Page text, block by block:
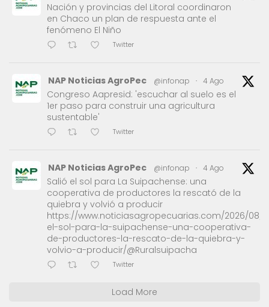
Nación y provincias del Litoral coordinaron
en Chaco un plan de respuesta ante el
fenómeno El Niño
Twitter
NAP Noticias AgroPec @infonap · 4 Ago
Congreso Aapresid: 'escuchar al suelo es el
1er paso para construir una agricultura
sustentable'
Twitter
NAP Noticias AgroPec @infonap · 4 Ago
Salió el sol para La Suipachense: una
cooperativa de productores la rescató de la
quiebra y volvió a producir
https://www.noticiasagropecuarias.com/2026/08/
el-sol-para-la-suipachense-una-cooperativa-
de-productores-la-rescato-de-la-quiebra-y-
volvio-a-producir/@Ruralsuipacha
Twitter
Load More